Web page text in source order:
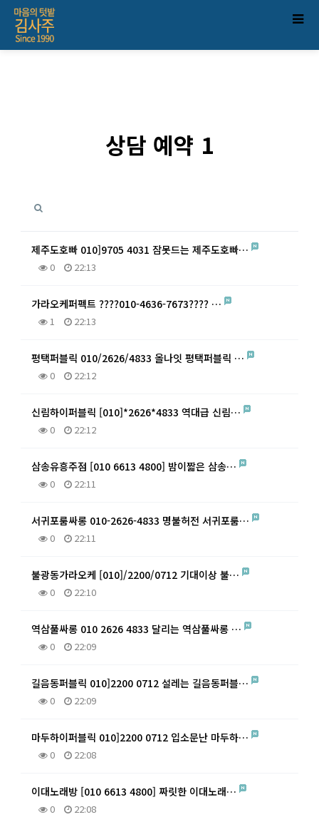
상담 예약 1
제주도호빠 010]9705 4031 잠못드는 제주도호빠…
0 22:13
가라오케퍼펙트 ????010-4636-7673???? …
1 22:13
평택퍼블릭 010/2626/4833 올나잇 평택퍼블릭 …
0 22:12
신림하이퍼블릭 [010]*2626*4833 역대급 신림…
0 22:12
삼송유흥주점 [010 6613 4800] 밤이짧은 삼송…
0 22:11
서귀포룸싸롱 010-2626-4833 명불허전 서귀포룸…
0 22:11
불광동가라오케 [010]/2200/0712 기대이상 불…
0 22:10
역삼풀싸롱 010 2626 4833 달리는 역삼풀싸롱 …
0 22:09
길음동퍼블릭 010]2200 0712 설레는 길음동퍼블…
0 22:09
마두하이퍼블릭 010]2200 0712 입소문난 마두하…
0 22:08
이대노래방 [010 6613 4800] 짜릿한 이대노래…
0 22:08